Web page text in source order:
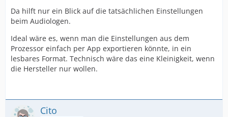
Da hilft nur ein Blick auf die tatsächlichen Einstellungen
beim Audiologen.
Ideal wäre es, wenn man die Einstellungen aus dem
Prozessor einfach per App exportieren könnte, in ein
lesbares Format. Technisch wäre das eine Kleinigkeit, wenn
die Hersteller nur wollen.
Cito